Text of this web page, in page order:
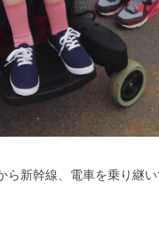
ら新幹線、電車を乗り継